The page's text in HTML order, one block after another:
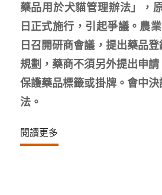
藥品用於犬貓管理辦法」，
日正式施行，引起爭議。農
日召開研商會議，提出藥品
規劃，藥商不須另外提出申
保護藥品標籤或掛牌。會中
法。
閱讀更多